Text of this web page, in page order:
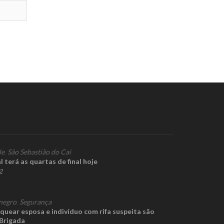
, São Sebastião do Caí
terá as quartas de final hoje
Segurança
esposa e indivíduo com rifa suspeita são